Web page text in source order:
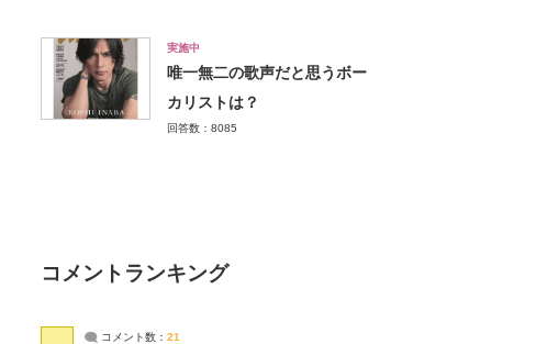
実施中
唯一無二の歌声だと思うボー
カリストは？
回答数：8085
コメントランキング
コメント数： 21